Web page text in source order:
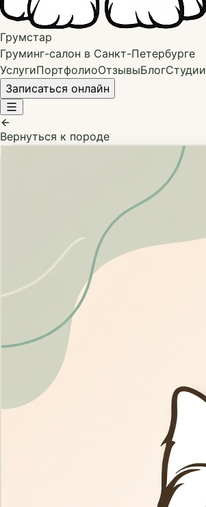
Грумстар
Груминг-салон в Санкт-Петербурге
УслугиПортфолиоОтзывыБлогСтудии
Записаться онлайн
Вернуться к породе